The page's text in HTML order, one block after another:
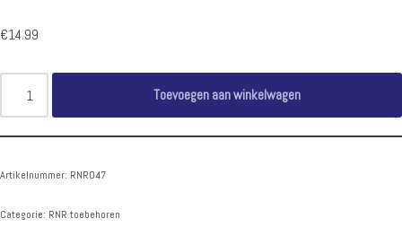
€14.99
Toevoegen aan winkelwagen
Artikelnummer: RNR047
Categorie: RNR toebehoren